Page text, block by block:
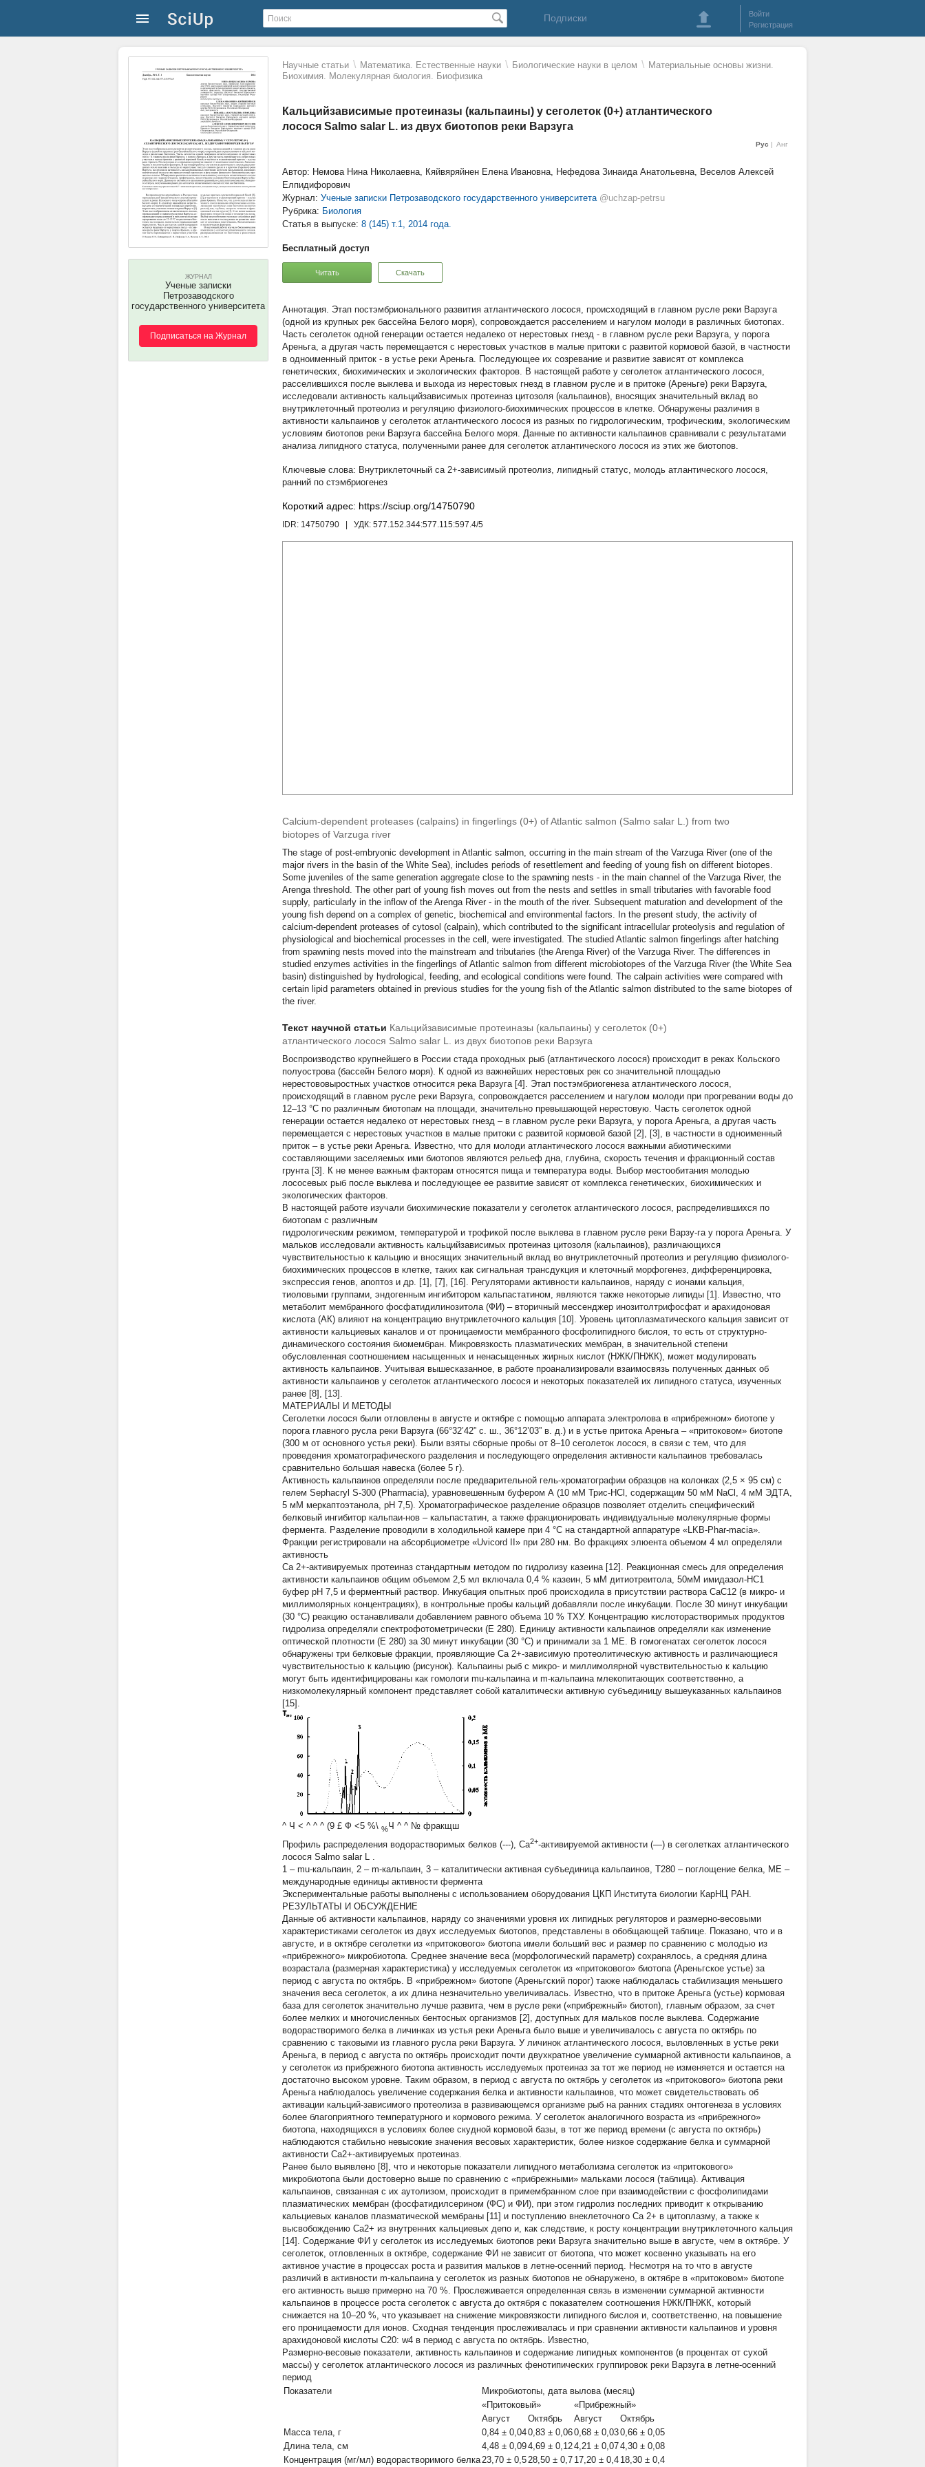
Подписки
Войти
Регистрация
Научные статьи \ Математика. Естественные науки \ Биологические науки в целом \ Материальные основы жизни.
Биохимия. Молекулярная биология. Биофизика
Кальцийзависимые протеиназы (кальпаины) у сеголеток (0+) атлантического
лосося Salmo salar L. из двух биотопов реки Варзуга
Рус Анг
ЖУРНАЛ
Ученые записки
Петрозаводского
государственного университета
Подписаться на Журнал
Автор: Немова Нина Николаевна, Кяйвяряйнен Елена Ивановна, Нефедова Зинаида Анатольевна, Веселов Алексей
Елпидифорович
Журнал: Ученые записки Петрозаводского государственного университета @uchzap-petrsu
Рубрика: Биология
Статья в выпуске: 8 (145) т.1, 2014 года.
Бесплатный доступ
Читать Скачать
Этап постэмбрионального развития атлантического лосося, происходящий в главном русле реки Варзуга
(одной из крупных рек бассейна Белого моря), сопровождается расселением и нагулом молоди в различных биотопах.
Часть сеголеток одной генерации остается недалеко от нерестовых гнезд - в главном русле реки Варзуга, у порога
Ареньга, а другая часть перемещается с нерестовых участков в малые притоки с развитой кормовой базой, в частности
в одноименный приток - в устье реки Ареньга. Последующее их созревание и развитие зависят от комплекса
генетических, биохимических и экологических факторов. В настоящей работе у сеголеток атлантического лосося,
расселившихся после выклева и выхода из нерестовых гнезд в главном русле и в притоке (Ареньге) реки Варзуга,
исследовали активность кальцийзависимых протеиназ цитозоля (кальпаинов), вносящих значительный вклад во
внутриклеточный протеолиз и регуляцию физиолого-биохимических процессов в клетке. Обнаружены различия в
активности кальпаинов у сеголеток атлантического лосося из разных по гидрологическим, трофическим, экологическим
условиям биотопов реки Варзуга бассейна Белого моря. Данные по активности кальпаинов сравнивали с результатами
анализа липидного статуса, полученными ранее для сеголеток атлантического лосося из этих же биотопов.
Внутриклеточный са 2+-зависимый протеолиз, липидный статус, молодь атлантического лосося,
ранний по стэмбриогенез
Короткий адрес: https://sciup.org/14750790
IDR: 14750790 | УДК: 577.152.344:577.115:597.4/5
Calcium-dependent proteases (calpains) in fingerlings (0+) of Atlantic salmon (Salmo salar L.) from two
biotopes of Varzuga river
The stage of post-embryonic development in Atlantic salmon, occurring in the main stream of the Varzuga River (one of the
major rivers in the basin of the White Sea), includes periods of resettlement and feeding of young fish on different biotopes.
Some juveniles of the same generation aggregate close to the spawning nests - in the main channel of the Varzuga River, the
Arenga threshold. The other part of young fish moves out from the nests and settles in small tributaries with favorable food
supply, particularly in the inflow of the Arenga River - in the mouth of the river. Subsequent maturation and development of the
young fish depend on a complex of genetic, biochemical and environmental factors. In the present study, the activity of
calcium-dependent proteases of cytosol (calpain), which contributed to the significant intracellular proteolysis and regulation of
physiological and biochemical processes in the cell, were investigated. The studied Atlantic salmon fingerlings after hatching
from spawning nests moved into the mainstream and tributaries (the Arenga River) of the Varzuga River. The differences in
studied enzymes activities in the fingerlings of Atlantic salmon from different microbiotopes of the Varzuga River (the White Sea
basin) distinguished by hydrological, feeding, and ecological conditions were found. The calpain activities were compared with
certain lipid parameters obtained in previous studies for the young fish of the Atlantic salmon distributed to the same biotopes of
the river.
Текст научной статьи Кальцийзависимые протеиназы (кальпаины) у сеголеток (0+)
атлантического лосося Salmo salar L. из двух биотопов реки Варзуга
Воспроизводство крупнейшего в России стада проходных рыб (атлантического лосося) происходит в реках Кольского
полуострова (бассейн Белого моря). К одной из важнейших нерестовых рек со значительной площадью
нерестововыростных участков относится река Варзуга [4]. Этап постэмбриогенеза атлантического лосося,
происходящий в главном русле реки Варзуга, сопровождается расселением и нагулом молоди при прогревании воды до
12–13 °C по различным биотопам на площади, значительно превышающей нерестовую. Часть сеголеток одной
генерации остается недалеко от нерестовых гнезд – в главном русле реки Варзуга, у порога Ареньга, а другая часть
перемещается с нерестовых участков в малые притоки с развитой кормовой базой [2], [3], в частности в одноименный
приток – в устье реки Ареньга. Известно, что для молоди атлантического лосося важными абиотическими
составляющими заселяемых ими биотопов являются рельеф дна, глубина, скорость течения и фракционный состав
грунта [3]. К не менее важным факторам относятся пища и температура воды. Выбор местообитания молодью
лососевых рыб после выклева и последующее ее развитие зависят от комплекса генетических, биохимических и
экологических факторов.
В настоящей работе изучали биохимические показатели у сеголеток атлантического лосося, распределившихся по
биотопам с различным
гидрологическим режимом, температурой и трофикой после выклева в главном русле реки Варзу-га у порога Ареньга. У
мальков исследовали активность кальцийзависимых протеиназ цитозоля (кальпаинов), различающихся
чувствительностью к кальцию и вносящих значительный вклад во внутриклеточный протеолиз и регуляцию физиолого-
биохимических процессов в клетке, таких как сигнальная трансдукция и клеточный морфогенез, дифференцировка,
экспрессия генов, апоптоз и др. [1], [7], [16]. Регуляторами активности кальпаинов, наряду с ионами кальция,
тиоловыми группами, эндогенным ингибитором кальпастатином, являются также некоторые липиды [1]. Известно, что
метаболит мембранного фосфатидилинозитола (ФИ) – вторичный мессенджер инозитолтрифосфат и арахидоновая
кислота (АК) влияют на концентрацию внутриклеточного кальция [10]. Уровень цитоплазматического кальция зависит от
активности кальциевых каналов и от проницаемости мембранного фосфолипидного бислоя, то есть от структурно-
динамического состояния биомембран. Микровязкость плазматических мембран, в значительной степени
обусловленная соотношением насыщенных и ненасыщенных жирных кислот (НЖК/ПНЖК), может модулировать
активность кальпаинов. Учитывая вышесказанное, в работе проанализировали взаимосвязь полученных данных об
активности кальпаинов у сеголеток атлантического лосося и некоторых показателей их липидного статуса, изученных
ранее [8], [13].
МАТЕРИАЛЫ И МЕТОДЫ
Cеголетки лосося были отловлены в августе и октябре с помощью аппарата электролова в «прибрежном» биотопе у
порога главного русла реки Варзуга (66°32’42” с. ш., 36°12’03” в. д.) и в устье притока Ареньга – «притоковом» биотопе
(300 м от основного устья реки). Были взяты сборные пробы от 8–10 сеголеток лосося, в связи с тем, что для
проведения хроматографического разделения и последующего определения активности кальпаинов требовалась
сравнительно большая навеска (более 5 г).
Активность кальпаинов определяли после предварительной гель-хроматографии образцов на колонках (2,5 × 95 см) с
гелем Sephacryl S-300 (Pharmacia), уравновешенным буфером А (10 мМ Трис-НСl, содержащим 50 мМ NaCl, 4 мМ ЭДТА,
5 мМ меркаптоэтанола, рН 7,5). Хроматографическое разделение образцов позволяет отделить специфический
белковый ингибитор кальпаи-нов – кальпастатин, а также фракционировать индивидуальные молекулярные формы
фермента. Разделение проводили в холодильной камере при 4 °C на стандартной аппаратуре «LKB-Phar-macia».
Фракции регистрировали на абсорбциометре «Uvicord II» при 280 нм. Во фракциях элюента объемом 4 мл определяли
активность
Са 2+-активируемых протеиназ стандартным методом по гидролизу казеина [12]. Реакционная смесь для определения
активности кальпаинов общим объемом 2,5 мл включала 0,4 % казеин, 5 мМ дитиотреитола, 50мМ имидазол-НС1
буфер рН 7,5 и ферментный раствор. Инкубация опытных проб происходила в присутствии раствора СаС12 (в микро- и
миллимолярных концентрациях), в контрольные пробы кальций добавляли после инкубации. После 30 минут инкубации
(30 °C) реакцию останавливали добавлением равного объема 10 % ТХУ. Концентрацию кислоторастворимых продуктов
гидролиза определяли спектрофотометрически (Е 280). Единицу активности кальпаинов определяли как изменение
оптической плотности (Е 280) за 30 минут инкубации (30 °C) и принимали за 1 МЕ. В гомогенатах сеголеток лосося
обнаружены три белковые фракции, проявляющие Са 2+-зависимую протеолитическую активность и различающиеся
чувствительностью к кальцию (рисунок). Кальпаины рыб с микро- и миллимолярной чувствительностью к кальцию
могут быть идентифицированы как гомологи mu-кальпаина и m-кальпаина млекопитающих соответственно, а
низкомолекулярный компонент представляет собой каталитически активную субъединицу вышеуказанных кальпаинов
[15].
^ Ч < ^ ^ ^ (9 £ Ф <5 %\ %Ч ^ ^ № фракщш
Профиль распределения водорастворимых белков (---), Са2+-активируемой активности (—) в сеголетках атлантического
лосося Salmo salar L
1 – mu-кальпаин, 2 – m-кальпаин, 3 – каталитически активная субъединица кальпаинов, Т280 – поглощение белка, МЕ –
международные единицы активности фермента
Экспериментальные работы выполнены с использованием оборудования ЦКП Института биологии КарНЦ РАН.
РЕЗУЛЬТАТЫ И ОБСУЖДЕНИЕ
Данные об активности кальпаинов, наряду со значениями уровня их липидных регуляторов и размерно-весовыми
характеристиками сеголеток из двух исследуемых биотопов, представлены в обобщающей таблице. Показано, что и в
августе, и в октябре сеголетки из «притокового» биотопа имели больший вес и размер по сравнению с молодью из
«прибрежного» микробиотопа. Среднее значение веса (морфологический параметр) сохранялось, а средняя длина
возрастала (размерная характеристика) у исследуемых сеголеток из «притокового» биотопа (Ареньгское устье) за
период с августа по октябрь. В «прибрежном» биотопе (Ареньгский порог) также наблюдалась стабилизация меньшего
значения веса сеголеток, а их длина незначительно увеличивалась. Известно, что в притоке Ареньга (устье) кормовая
база для сеголеток значительно лучше развита, чем в русле реки («прибрежный» биотоп), главным образом, за счет
более мелких и многочисленных бентосных организмов [2], доступных для мальков после выклева. Содержание
водорастворимого белка в личинках из устья реки Ареньга было выше и увеличивалось с августа по октябрь по
сравнению с таковыми из главного русла реки Варзуга. У личинок атлантического лосося, выловленных в устье реки
Ареньга, в период с августа по октябрь происходит почти двухкратное увеличение суммарной активности кальпаинов, а
у сеголеток из прибрежного биотопа активность исследуемых протеиназ за тот же период не изменяется и остается на
достаточно высоком уровне. Таким образом, в период с августа по октябрь у сеголеток из «притокового» биотопа реки
Ареньга наблюдалось увеличение содержания белка и активности кальпаинов, что может свидетельствовать об
активации кальций-зависимого протеолиза в развивающемся организме рыб на ранних стадиях онтогенеза в условиях
более благоприятного температурного и кормового режима. У сеголеток аналогичного возраста из «прибрежного»
биотопа, находящихся в условиях более скудной кормовой базы, в тот же период времени (с августа по октябрь)
наблюдаются стабильно невысокие значения весовых характеристик, более низкое содержание белка и суммарной
активности Са2+-активируемых протеиназ.
Ранее было выявлено [8], что и некоторые показатели липидного метаболизма сеголеток из «притокового»
микробиотопа были достоверно выше по сравнению с «прибрежными» мальками лосося (таблица). Активация
кальпаинов, связанная с их аутолизом, происходит в примембранном слое при взаимодействии с фосфолипидами
плазматических мембран (фосфатидилсерином (ФС) и ФИ), при этом гидролиз последних приводит к открыванию
кальциевых каналов плазматической мембраны [11] и поступлению внеклеточного Са 2+ в цитоплазму, а также к
высвобождению Са2+ из внутренних кальциевых депо и, как следствие, к росту концентрации внутриклеточного кальция
[14]. Cодержание ФИ у сеголеток из исследуемых биотопов реки Варзуга значительно выше в августе, чем в октябре. У
сеголеток, отловленных в октябре, содержание ФИ не зависит от биотопа, что может косвенно указывать на его
активное участие в процессах роста и развития мальков в летне-осенний период. Несмотря на то что в августе
различий в активности m-кальпаина у сеголеток из разных биотопов не обнаружено, в октябре в «притоковом» биотопе
его активность выше примерно на 70 %. Прослеживается определенная связь в изменении суммарной активности
кальпаинов в процессе роста сеголеток с августа до октября с показателем соотношения НЖК/ПНЖК, который
снижается на 10–20 %, что указывает на снижение микровязкости липидного бислоя и, соответственно, на повышение
его проницаемости для ионов. Сходная тенденция прослеживалась и при сравнении активности кальпаинов и уровня
арахидоновой кислоты С20: w4 в период с августа по октябрь. Известно,
Размерно-весовые показатели, активность кальпаинов и содержание липидных компонентов (в процентах от сухой
массы) у сеголеток атлантического лосося из различных фенотипических группировок реки Варзуга в летне-осенний
период
Показатели
Микробиотопы, дата вылова (месяц)
«Притоковый»
«Прибрежный»
Август
Октябрь Август
Октябрь
Масса тела, г
0,84 ± 0,040,83 ± 0,060,68 ± 0,030,66 ± 0,05
Длина тела, cм
4,48 ± 0,094,69 ± 0,124,21 ± 0,074,30 ± 0,08
Концентрация (мг/мл) водорастворимого белка 23,70 ± 0,5 28,50 ± 0,7 17,20 ± 0,4 18,30 ± 0,4